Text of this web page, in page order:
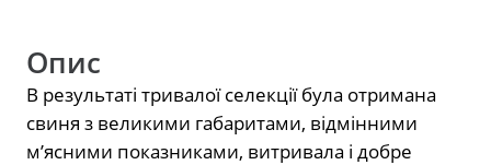
Опис
В результаті тривалої селекції була отримана
свиня з великими габаритами, відмінними
м’ясними показниками, витривала і добре